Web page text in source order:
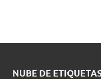
NUBE DE